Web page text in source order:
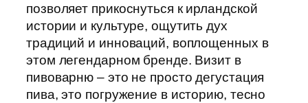
позволяет прикоснуться к ирландской
истории и культуре, ощутить дух
традиций и инноваций, воплощенных в
этом легендарном бренде. Визит в
пивоварню – это не просто дегустация
пива, это погружение в историю, тесно